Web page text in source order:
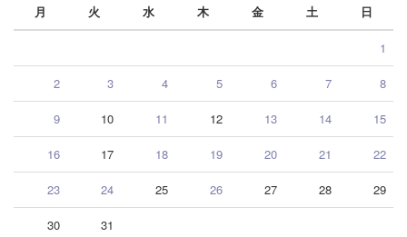
月
火 水 木 金 土 日
1
2 3 4 5 6 7 8
9 10 11 12 13 14 15
16 17 18 19 20 21 22
23 24 25 26 27 28 29
30 31